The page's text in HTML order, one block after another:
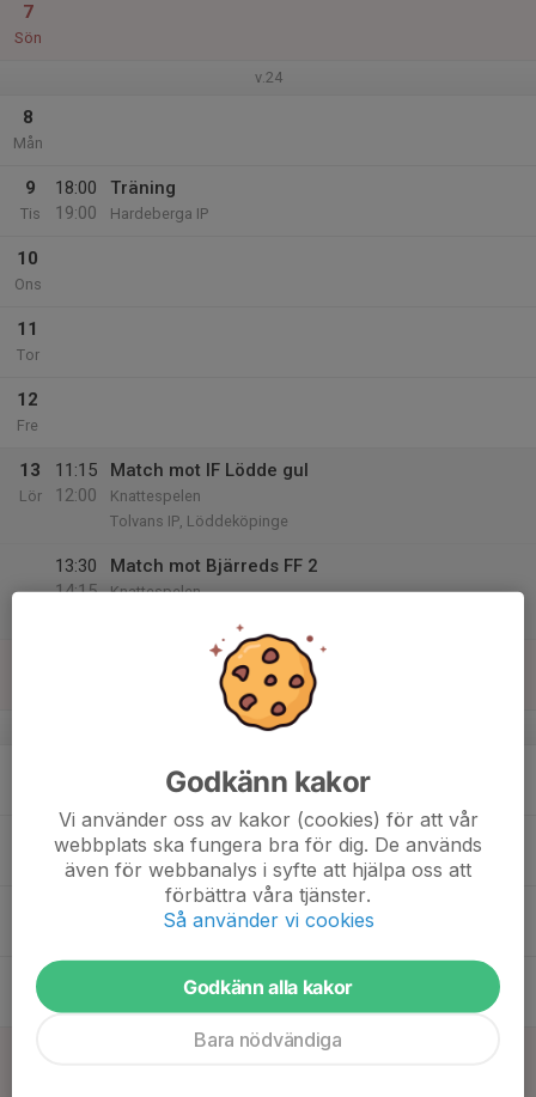
7
Sön
v.24
8
Mån
9
Tis
18:00
19:00
Träning
Hardeberga IP
10
Ons
11
Tor
12
Fre
13
Lör
11:15
12:00
Match mot IF Lödde gul
Knattespelen
Tolvans IP, Löddeköpinge
13:30
14:15
Match mot Bjärreds FF 2
Knattespelen
v.25
18
Tor
Godkänn kakor
Vi använder oss av kakor (cookies) för att vår
webbplats ska fungera bra för dig. De används
även för webbanalys i syfte att hjälpa oss att
förbättra våra tjänster.
Så använder vi cookies
Godkänn alla kakor
Bara nödvändiga